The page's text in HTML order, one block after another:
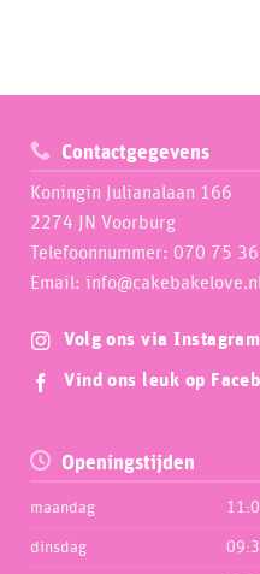
Contactgegevens
Koningin Julianalaan 166
2274 JN Voorburg
Telefoonnummer: 070 75
Email: info@cakebakelove.nl
Volg ons via Instagram
Vind ons leuk op
Openingstijden
maandag
dinsdag